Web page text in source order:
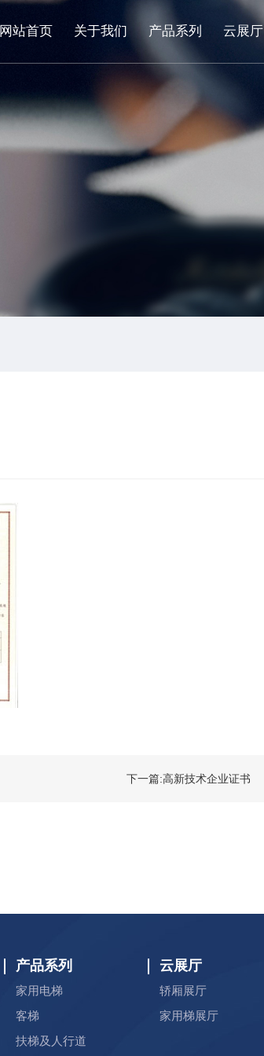
网站首页 关于我们 产品系列 云展厅
下一篇:高新技术企业证书
产品系列
家用电梯
客梯
扶梯及人行道
云展厅
轿厢展厅
家用梯展厅